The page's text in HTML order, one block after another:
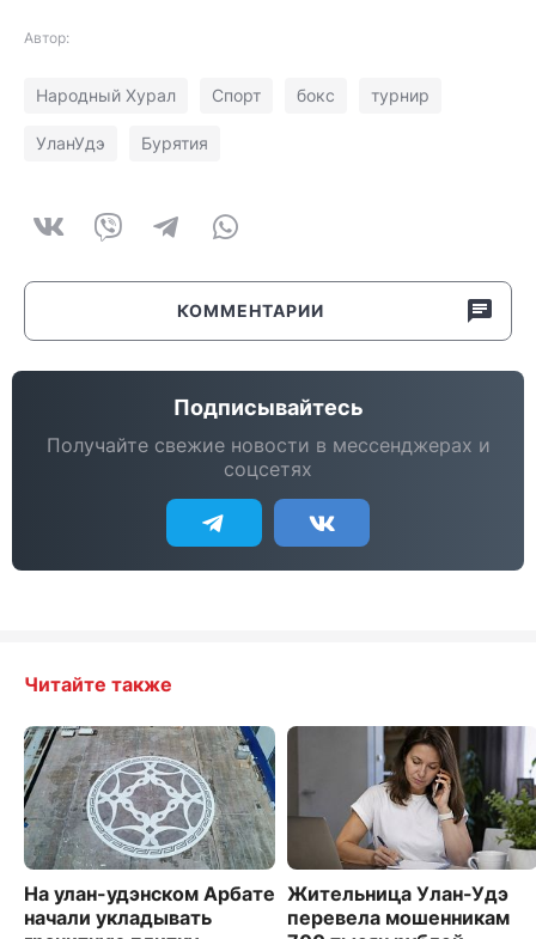
Автор:
Народный Хурал Спорт бокс турнир
УланУдэ Бурятия
КОММЕНТАРИИ
Подписывайтесь
Получайте свежие новости в мессенджерах и
соцсетях
Читайте также
На улан-удэнском Арбате
начали укладывать
Жительница Улан-Удэ
перевела мошенникам